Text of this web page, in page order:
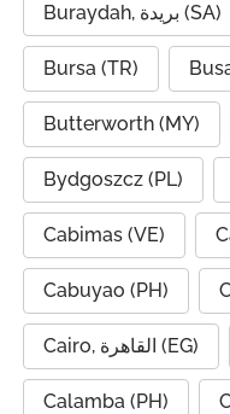
Buraydah, بريدة (SA)
Bursa (TR)
Butterworth (MY)
Bydgoszcz (PL)
Cabimas (VE)
Cabuyao (PH)
Cairo, القاهرة (EG)
Calamba (PH)